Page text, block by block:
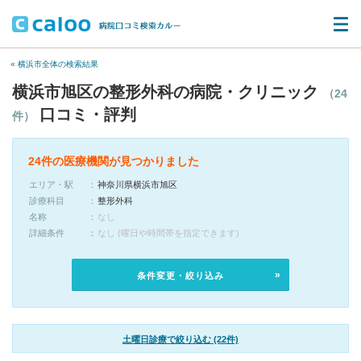
« 横浜市全体の検索結果
横浜市旭区の整形外科の病院・クリニック
（24
件）
口コミ・評判
24件の医療機関が見つかりました
エリア・駅
神奈川県横浜市旭区
診療科目
整形外科
名称
なし
詳細条件
なし (曜日や時間帯を指定できます)
条件変更・絞り込み
土曜日診療で絞り込む (22件)